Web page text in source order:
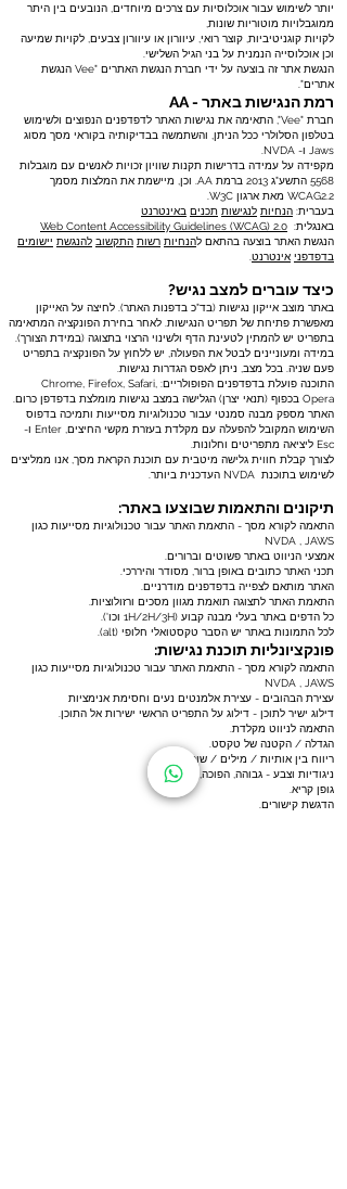
יותר לשימוש עבור אוכלוסיות עם צרכים מיוחדים, הנובעים בין היתר
ממוגבלויות מוטוריות שונות,
לקויות קוגניטיביות, קוצר רואי, עיוורון או עיוורון צבעים, לקויות שמיעה
וכן אוכלוסייה הנמנית על בני הגיל השלישי.
הנגשת אתר זה בוצעה על ידי חברת הנגשת האתרים "Vee הנגשת
אתרים".
רמת הנגישות באתר - AA
חברת "Vee", התאימה את נגישות האתר לדפדפנים הנפוצים ולשימוש
בטלפון הסלולרי ככל הניתן, והשתמשה בבדיקותיה בקוראי מסך מסוג
Jaws ו- NVDA.
מקפידה על עמידה בדרישות תקנות שוויון זכויות לאנשים עם מוגבלות
5568 התשע"ג 2013 ברמת AA. וכן, מיישמת את המלצות מסמך
WCAG2.2 מאת ארגון W3C.
בעברית: הנחיות לנגישות תכנים באינטרנט
באנגלית: Web Content Accessibility Guidelines (WCAG) 2.0
הנגשת האתר בוצעה בהתאם להנחיות רשות התקשוב להנגשת יישומים
בדפדפני אינטרנט
כיצד עוברים למצב נגיש?
באתר מוצב אייקון נגישות (בד"כ בדפנות האתר). לחיצה על האייקון
מאפשרת פתיחת של תפריט הנגישות. לאחר בחירת הפונקציה המתאימה
בתפריט יש להמתין לטעינת הדף ולשינוי הרצוי בתצוגה (במידת הצורך).
במידה ומעוניינים לבטל את הפעולה, יש ללחוץ על הפונקציה בתפריט
פעם שניה. בכל מצב, ניתן לאפס הגדרות נגישות.
התוכנה פועלת בדפדפנים הפופולריים: Chrome, Firefox, Safari,
Opera בכפוף (תנאי יצרן) הגלישה במצב נגישות מומלצת בדפדפן כרום.
האתר מספק מבנה סמנטי עבור טכנולוגיות מסייעות ותמיכה בדפוס
השימוש המקובל להפעלה עם מקלדת בעזרת מקשי החיצים, Enter ו-
Esc ליציאה מתפריטים וחלונות.
לצורך קבלת חווית גלישה מיטבית עם תוכנת הקראת מסך, אנו ממליצים
לשימוש בתוכנת NVDA העדכנית ביותר.
תיקונים והתאמות שבוצעו באתר:
התאמה לקורא מסך - התאמת האתר עבור טכנולוגיות מסייעות כגון
NVDA , JAWS
אמצעי הניווט באתר פשוטים וברורים.
תכני האתר כתובים באופן ברור, מסודר והיררכי.
האתר מותאם לצפייה בדפדפנים מודרניים.
התאמת האתר לתצוגה תואמת מגוון מסכים ורזולוציות.
כל הדפים באתר בעלי מבנה קבוע (1H/2H/3H וכו').
לכל התמונות באתר יש הסבר טקסטואלי חלופי (alt).
פונקציונליות תוכנת נגישות:
התאמה לקורא מסך - התאמת האתר עבור טכנולוגיות מסייעות כגון
NVDA , JAWS
עצירת הבהובים - עצירת אלמנטים נעים וחסימת אנימציות
דילוג ישיר לתוכן - דילוג על התפריט הראשי ישירות אל התוכן.
התאמה לניווט מקלדת.
הגדלה / הקטנה של טקסט.
ריווח בין אותיות / מילים / שורות.
ניגודיות וצבע - גבוהה, הפוכה, שחור לבן.
גופן קריא.
הדגשת קישורים.